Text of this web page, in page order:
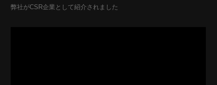
弊社がCSR企業として紹介されました